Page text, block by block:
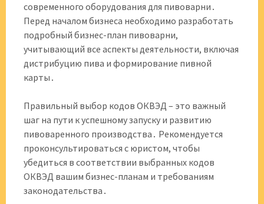
современного оборудования для пивоварни․
Перед началом бизнеса необходимо разработать
подробный бизнес-план пивоварни,
учитывающий все аспекты деятельности, включая
дистрибуцию пива и формирование пивной
карты․
Правильный выбор кодов ОКВЭД – это важный
шаг на пути к успешному запуску и развитию
пивоваренного производства․ Рекомендуется
проконсультироваться с юристом, чтобы
убедиться в соответствии выбранных кодов
ОКВЭД вашим бизнес-планам и требованиям
законодательства․